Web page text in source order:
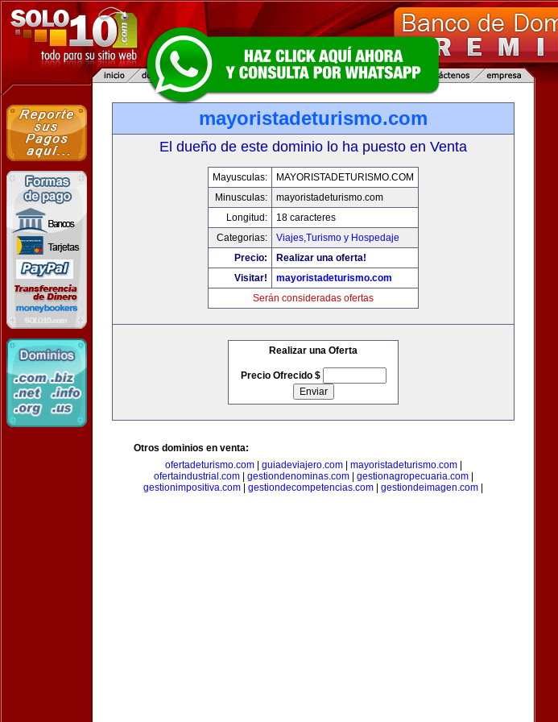
mayoristadeturismo.com
El dueño de este dominio lo ha puesto en Venta
Mayusculas:
MAYORISTADETURISMO.COM
Minusculas:
mayoristadeturismo.com
Longitud:
18 caracteres
Categorias:
Viajes,Turismo y Hospedaje
Precio:
Realizar una oferta!
Visitar!
mayoristadeturismo.com
Serán consideradas ofertas
Realizar una Oferta
Precio Ofrecido $
Otros dominios en venta:
ofertadeturismo.com| guiadeviajero.com| mayoristadeturismo.com|
ofertaindustrial.com| gestiondenominas.com| gestionagropecuaria.com|
gestionimpositiva.com
gestiondecompetencias.com gestiondeimagen.com